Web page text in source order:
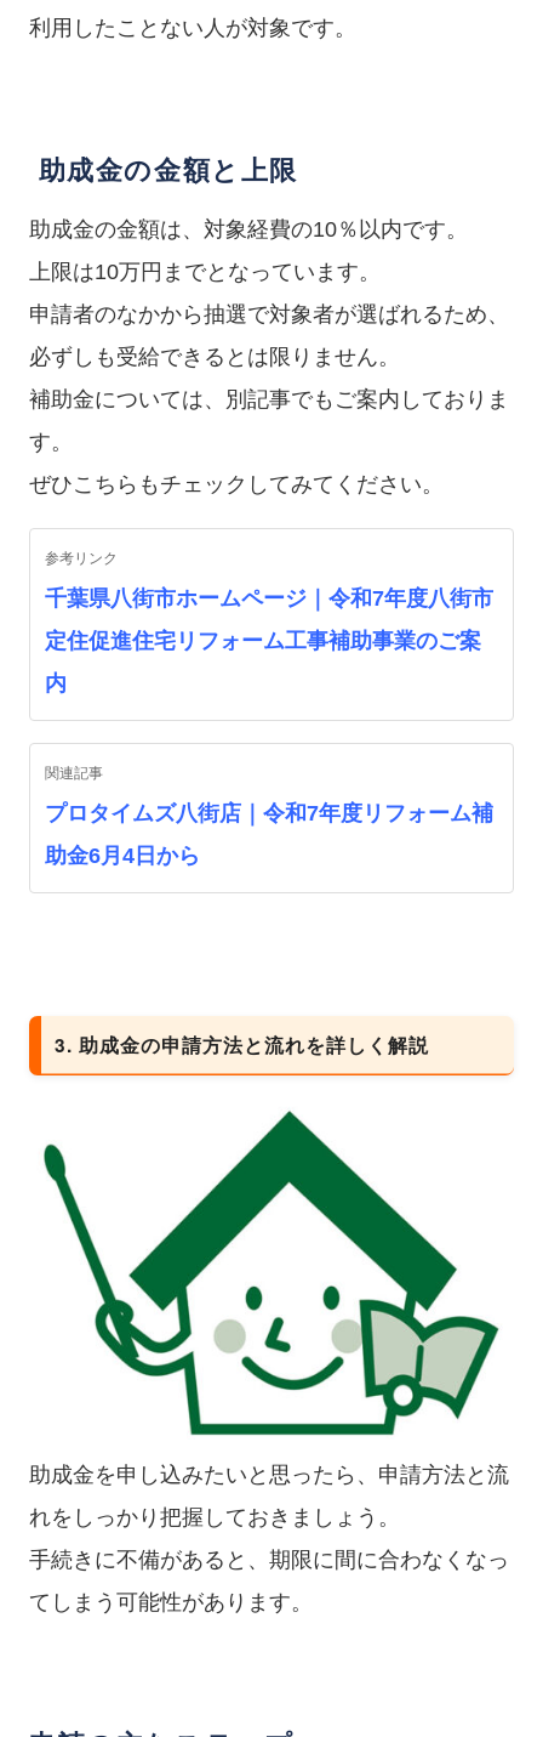
利用したことない人が対象です。
助成金の金額と上限
助成金の金額は、対象経費の10％以内です。
上限は10万円までとなっています。
申請者のなかから抽選で対象者が選ばれるため、
必ずしも受給できるとは限りません。
補助金については、別記事でもご案内しておりま
す。
ぜひこちらもチェックしてみてください。
参考リンク
千葉県八街市ホームページ｜令和7年度八街市
定住促進住宅リフォーム工事補助事業のご案
内
関連記事
プロタイムズ八街店｜令和7年度リフォーム補
助金6月4日から
3. 助成金の申請方法と流れを詳しく解説
助成金を申し込みたいと思ったら、申請方法と流
れをしっかり把握しておきましょう。
手続きに不備があると、期限に間に合わなくなっ
てしまう可能性があります。